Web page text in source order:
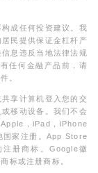
成任何投资建议。我
民提供保证金杠杆产
息违反当地法律法规
任何金融产品前，请
。
享计算机登入您的交
移动设备。我们不会
，iPad，iPhone
家注册。App Store
册商标。Google徽
标或注册商标。